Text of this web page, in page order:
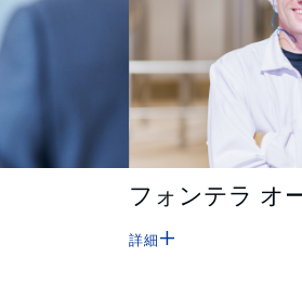
フォンテラ オ
詳細